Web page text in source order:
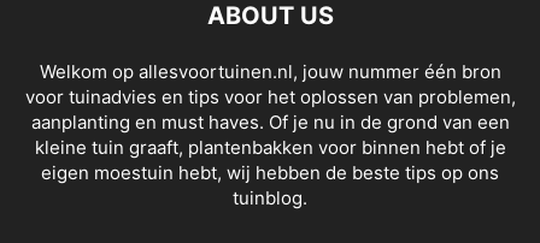
ABOUT US
Welkom op allesvoortuinen.nl, jouw nummer één bron
voor tuinadvies en tips voor het oplossen van problemen,
aanplanting en must haves. Of je nu in de grond van een
kleine tuin graaft, plantenbakken voor binnen hebt of je
eigen moestuin hebt, wij hebben de beste tips op ons
tuinblog.